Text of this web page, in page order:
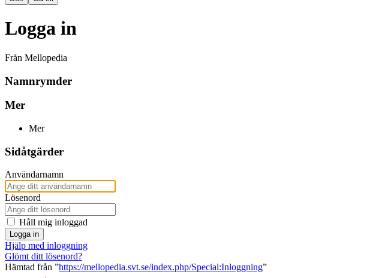
Logga in
Från Mellopedia
Namnrymder
Mer
Mer
Sidåtgärder
Användarnamn
Lösenord
Håll mig inloggad
Logga in
Hjälp med inloggning
Glömt ditt lösenord?
Hämtad från ”https://mellopedia.svt.se/index.php/Special:Inloggning”